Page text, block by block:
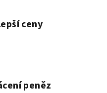
ceny
peněz